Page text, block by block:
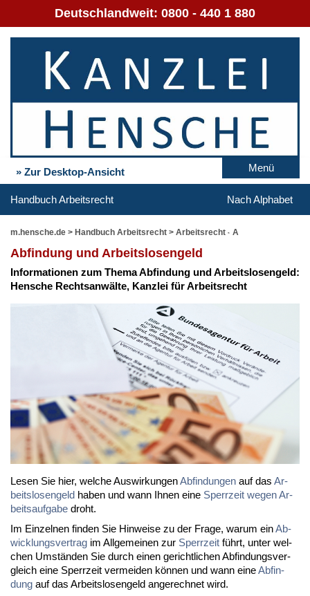
Deutschlandweit: 0800 - 440 1 880
» Zur Desktop-Ansicht Menü
Handbuch Arbeitsrecht Nach Alphabet
m.hensche.de > Handbuch Arbeitsrecht > Arbeitsrecht - A
Ab­fin­dung und Ar­beits­lo­sen­geld
In­for­ma­tio­nen zum The­ma Ab­fin­dung und Ar­beits­lo­sen­geld:
Hen­sche Rechts­an­wäl­te, Kanz­lei für Ar­beits­recht
Le­sen Sie hier, wel­che Aus­wir­kun­genAb­fin­dun­gen auf das Ar­
beits­lo­sen­geld ha­ben und wann Ih­nen ei­ne Sperr­zeit we­gen Ar­
beits­auf­ga­be droht.
Im Ein­zel­nen fin­den Sie Hin­wei­se zu der Fra­ge, war­um einAb­
wick­lungs­ver­trag im All­ge­mei­nen zur Sperr­zeit führt, un­ter wel­
chen Um­stän­den Sie durch ei­nen ge­richt­li­chen Ab­fin­dungs­ver­
gleich ei­ne Sperr­zeit ver­mei­den kön­nen und wann ei­neAb­fin­
dung auf das Ar­beits­lo­sen­geld an­ge­rech­net wird.